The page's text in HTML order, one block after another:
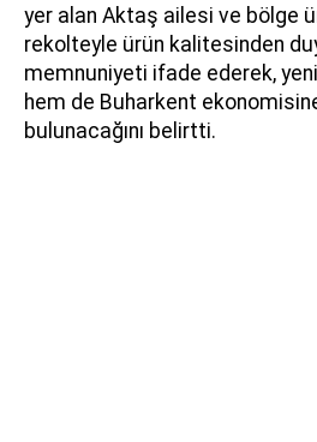
yer alan Aktaş ailesi ve bölge
rekolteyle ürün kalitesinden
memnuniyeti ifade ederek,
hem de Buharkent
bulunacağını belirtti.